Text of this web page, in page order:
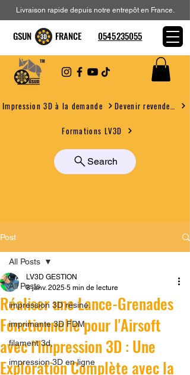
Impression 3D à la demande
Formations LV3D
Search
Livraison rapide depuis notre entrepôt en France.
GSUN FRANCE 0545235055
Post
All Posts
impression 3D résine.
imprimante 3D FDM
filament 3d,
impression 3D en ligne
All Posts
Réaliser une Lance-Grenades
Fonctionnelle pour l'Airsoft
avec l'Impression 3D : Une
Exploration Complète avec la
LV3D GESTION
8 janv. 2025 5 min de lecture